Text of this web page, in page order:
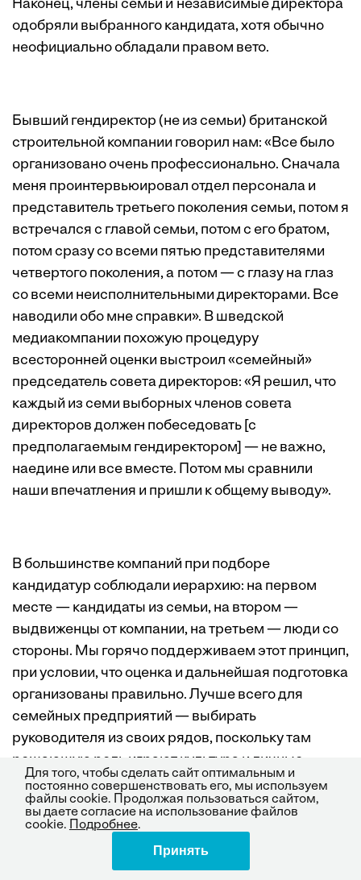
Наконец, члены семьи и независимые директора
одобряли выбранного кандидата, хотя обычно
неофициально обладали правом вето.
Бывший гендиректор (не из семьи) британской
строительной компании говорил нам: «Все было
организовано очень профессионально. Сначала
меня проинтервьюировал отдел персонала и
представитель третьего поколения семьи, потом я
встречался с главой семьи, потом с его братом,
потом сразу со всеми пятью представителями
четвертого поколения, а потом — с глазу на глаз
со всеми неисполнительными директорами. Все
наводили обо мне справки». В шведской
медиакомпании похожую процедуру
всесторонней оценки выстроил «семейный»
председатель совета директоров: «Я решил, что
каждый из семи выборных членов совета
директоров должен побеседовать [с
предполагаемым гендиректором] — не важно,
наедине или все вместе. Потом мы сравнили
наши впечатления и пришли к общему выводу».
В большинстве компаний при подборе
кандидатур соблюдали иерархию: на первом
месте — кандидаты из семьи, на втором —
выдвиженцы от компании, на третьем — люди со
стороны. Мы горячо поддерживаем этот принцип,
при условии, что оценка и дальнейшая подготовка
организованы правильно. Лучше всего для
семейных предприятий — выбирать
руководителя из своих рядов, поскольку там
решающую роль играют культура и личные
отношения. У 50 компаний нашей выборки 38%
генеральных директоров были членами семей. У
остальных — 54% из собственных сотрудников, а
46% — со стороны (см. врезку «Три типа
“несемейных” генеральных директоров»).
Для того, чтобы сделать сайт оптимальным и
постоянно совершенствовать его, мы используем
файлы cookie. Продолжая пользоваться сайтом,
вы даете согласие на использование файлов
cookie.
Подробнее.
Принять